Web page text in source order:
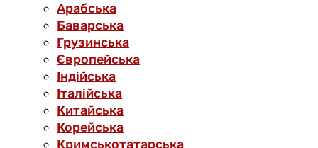
Арабська
Баварська
Грузинська
Європейська
Індійська
Італійська
Китайська
Корейська
Кримськотатарська